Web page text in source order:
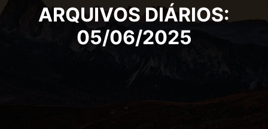
ARQUIVOS DIÁRIOS:
05/06/2025